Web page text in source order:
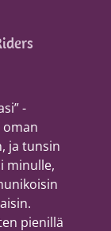
-
oman
ja tunsin
minulle,
pienillä